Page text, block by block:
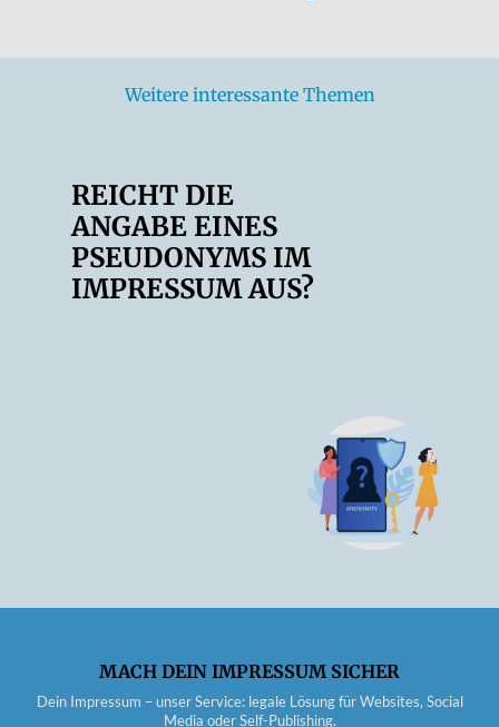
Weitere interessante Themen
REICHT DIE
ANGABE EINES
PSEUDONYMS IM
IMPRESSUM AUS?
MACH DEIN IMPRESSUM SICHER
Dein Impressum – unser Service: legale Lösung für Websites, Social
Media oder Self-Publishing.